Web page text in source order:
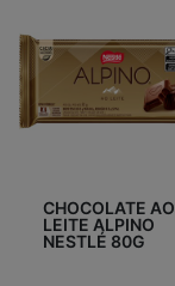
CHOCOLATE AO
LEITE ALPINO
NESTLÉ 80G